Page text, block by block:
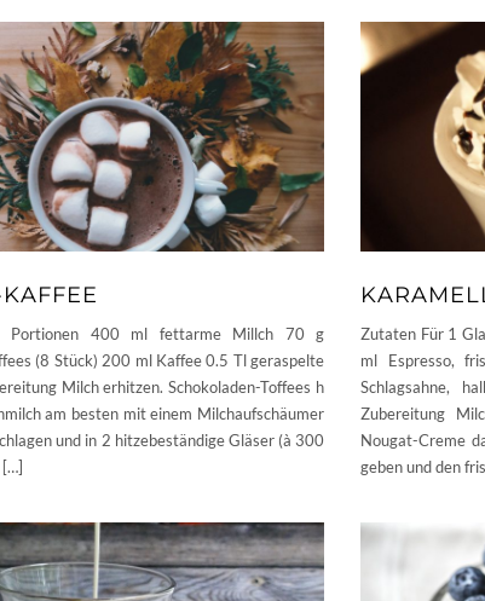
Portionen 400 ml fettarme Millch 70 g
(8 Stück) 200 ml Kaffee 0.5 Tl geraspelte
Milch erhitzen. Schokoladen-Toffees h
am besten mit einem Milchaufschäumer
und in 2 hitzebeständige Gläser (à 300
[…]
Zutaten Für 1
ml Espresso,
Schlagsahne,
Zubereitung
Nougat­-Creme
geben und den